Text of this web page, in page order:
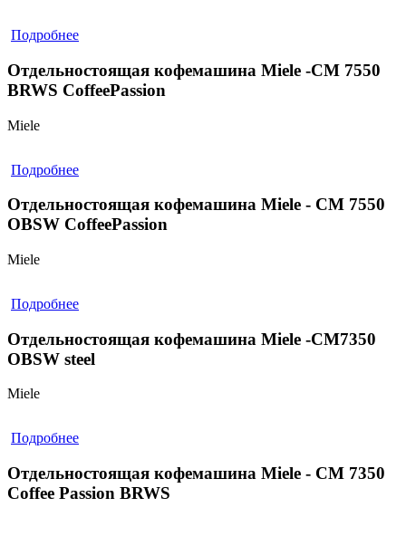
Подробнее
Отдельностоящая кофемашина Miele -CM 7550
BRWS CoffeePassion
Miele
Подробнее
Отдельностоящая кофемашина Miele - CM 7550
OBSW CoffeePassion
Miele
Подробнее
Отдельностоящая кофемашина Miele -CM7350
OBSW steel
Miele
Подробнее
Отдельностоящая кофемашина Miele - CM 7350
Coffee Passion BRWS